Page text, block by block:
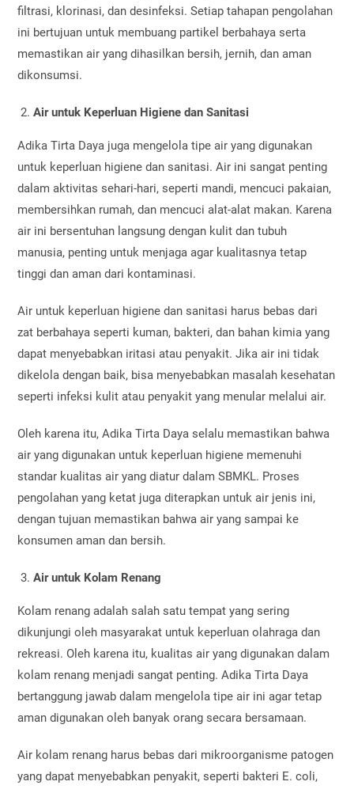
filtrasi, klorinasi, dan desinfeksi. Setiap tahapan pengolahan
ini bertujuan untuk membuang partikel berbahaya serta
memastikan air yang dihasilkan bersih, jernih, dan aman
dikonsumsi.
Air untuk Keperluan Higiene dan Sanitasi
Adika Tirta Daya juga mengelola tipe air yang digunakan
untuk keperluan higiene dan sanitasi. Air ini sangat penting
dalam aktivitas sehari-hari, seperti mandi, mencuci pakaian,
membersihkan rumah, dan mencuci alat-alat makan. Karena
air ini bersentuhan langsung dengan kulit dan tubuh
manusia, penting untuk menjaga agar kualitasnya tetap
tinggi dan aman dari kontaminasi.
Air untuk keperluan higiene dan sanitasi harus bebas dari
zat berbahaya seperti kuman, bakteri, dan bahan kimia yang
dapat menyebabkan iritasi atau penyakit. Jika air ini tidak
dikelola dengan baik, bisa menyebabkan masalah kesehatan
seperti infeksi kulit atau penyakit yang menular melalui air.
Oleh karena itu, Adika Tirta Daya selalu memastikan bahwa
air yang digunakan untuk keperluan higiene memenuhi
standar kualitas air yang diatur dalam SBMKL. Proses
pengolahan yang ketat juga diterapkan untuk air jenis ini,
dengan tujuan memastikan bahwa air yang sampai ke
konsumen aman dan bersih.
Air untuk Kolam Renang
Kolam renang adalah salah satu tempat yang sering
dikunjungi oleh masyarakat untuk keperluan olahraga dan
rekreasi. Oleh karena itu, kualitas air yang digunakan dalam
kolam renang menjadi sangat penting. Adika Tirta Daya
bertanggung jawab dalam mengelola tipe air ini agar tetap
aman digunakan oleh banyak orang secara bersamaan.
Air kolam renang harus bebas dari mikroorganisme patogen
yang dapat menyebabkan penyakit, seperti bakteri E. coli,